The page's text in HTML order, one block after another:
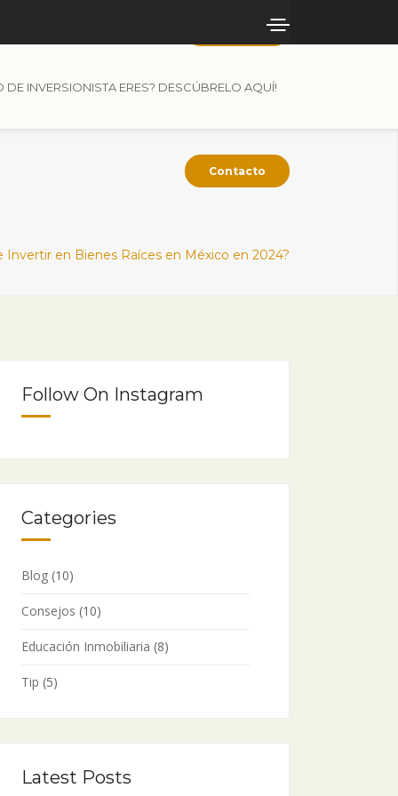
DE INVERSIONISTA ERES? DESCÚBRELO AQUÍ!
Contacto
Invertir en Bienes Raíces en México en 2024?
Follow On Instagram
Categories
Blog (10)
Consejos (10)
Educación Inmobiliaria (8)
Tip (5)
Latest Posts